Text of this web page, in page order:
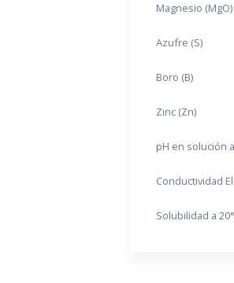
Magnesio (MgO)
Azufre (S)
Boro (B)
Zinc (Zn)
pH en solución
Conductividad
Solubilidad a